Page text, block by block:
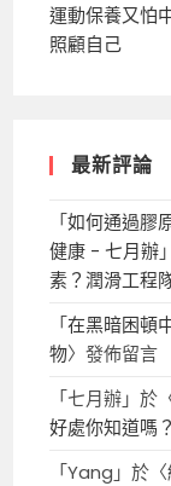
運動保養又怕
照顧自己
最新評論
「如何通過膠
健康 - 七月辦
素？潤滑工程
「在黑暗困頓
物〉發佈留言
「七月辦」於
好處你知道嗎？
「Yang 」於〈